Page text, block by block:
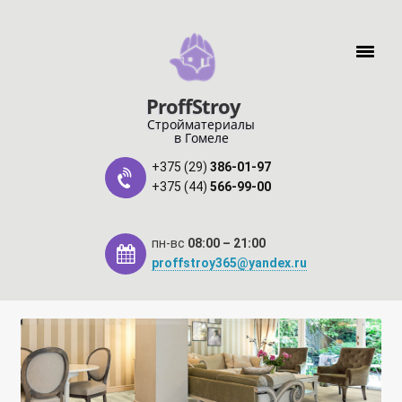
Перейти к содержимому
ProffStroy
Стройматериалы
в Гомеле
+375 (29) 386-01-97
+375 (44) 566-99-00
пн-вс 08:00 – 21:00
proffstroy365@yandex.ru
Главная
«SMART Карта»